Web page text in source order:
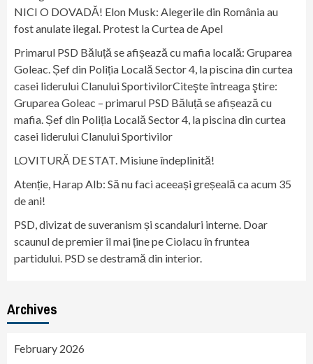
NICI O DOVADĂ! Elon Musk: Alegerile din România au
fost anulate ilegal. Protest la Curtea de Apel
Primarul PSD Băluță se afișează cu mafia locală: Gruparea
Goleac. Șef din Poliția Locală Sector 4, la piscina din curtea
casei liderului Clanului SportivilorCiteşte întreaga ştire:
Gruparea Goleac – primarul PSD Băluță se afișează cu
mafia. Șef din Poliția Locală Sector 4, la piscina din curtea
casei liderului Clanului Sportivilor
LOVITURĂ DE STAT. Misiune îndeplinită!
Atenție, Harap Alb: Să nu faci aceeași greșeală ca acum 35
de ani!
PSD, divizat de suveranism și scandaluri interne. Doar
scaunul de premier îl mai ține pe Ciolacu în fruntea
partidului. PSD se destramă din interior.
Archives
February 2026